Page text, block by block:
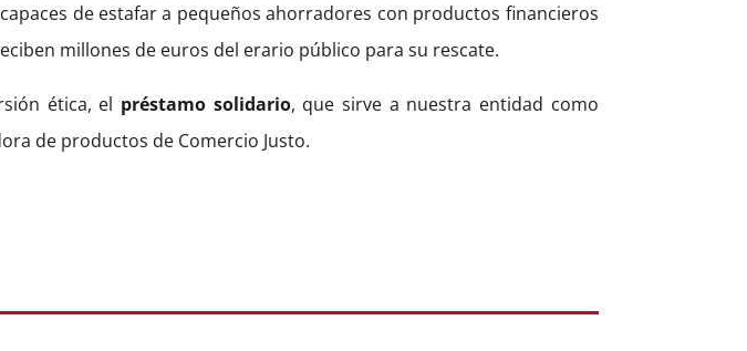
de estafar a pequeños ahorradores con productos financieros
millones de euros del erario público para su rescate.
ética, el préstamo solidario, que sirve a nuestra entidad como
de productos de Comercio Justo.